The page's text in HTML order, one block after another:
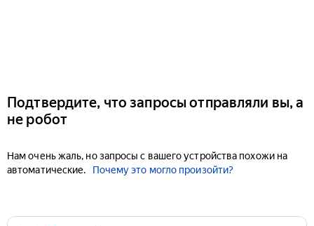
Подтвердите, что запросы отправляли вы, а
не робот
Нам очень жаль, но запросы с вашего устройства похожи на
автоматические.
Почему это могло произойти?